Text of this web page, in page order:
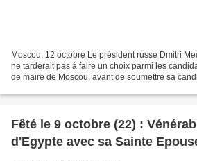
Moscou, 12 octobre Le président russe Dmitri
ne tarderait pas à faire un choix parmi les
de maire de Moscou, avant de soumettre sa
Fêté le 9 octobre (22) :
d'Egypte avec sa Sainte